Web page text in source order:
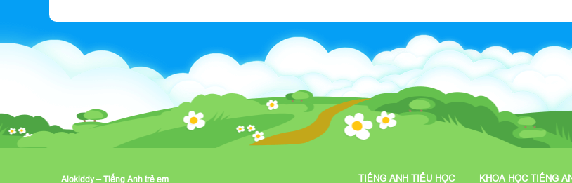
Alokiddy – Tiếng Anh trẻ em TIẾNG ANH TIỂU HỌC KHOA HỌC TIẾNG